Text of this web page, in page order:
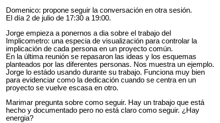
Domenico: propone seguir la conversación en otra sesión.
El día 2 de julio de 17:30 a 19:00.
Jorge empieza a ponernos a dia sobre el trabajo del
Implicometro: una especia de visualización para controlar la
implicación de cada persona en un proyecto común.
En la última reunión se repasaron las ideas y los esquemas
planteados por las diferentes personas. Nos muestra un ejemplo.
Jorge lo estádo usando durante su trabajo. Funciona muy bien
para evidenciar como la dedicación cuando se centra en un
proyecto se vuelve escasa en otro.
Marimar pregunta sobre como seguir. Hay un trabajo que está
hecho y documentado pero no está claro como seguir. ¿Hay
energia?